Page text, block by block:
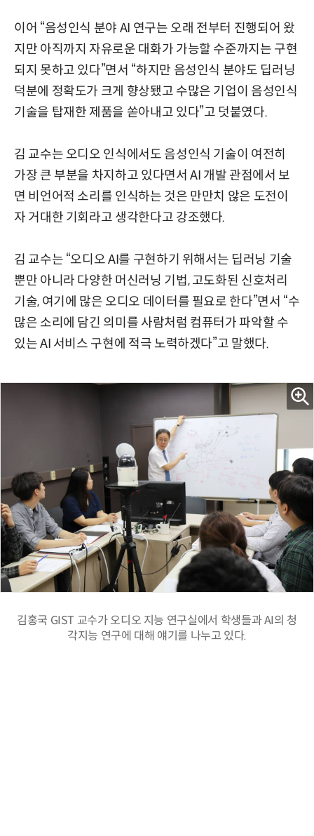
이어 “음성인식 분야 AI 연구는 오래 전부터 진행되어 왔
지만 아직까지 자유로운 대화가 가능할 수준까지는 구현
되지 못하고 있다”면서 “하지만 음성인식 분야도 딥러닝
덕분에 정확도가 크게 향상됐고 수많은 기업이 음성인식
기술을 탑재한 제품을 쏟아내고 있다”고 덧붙였다.
김 교수는 오디오 인식에서도 음성인식 기술이 여전히
가장 큰 부분을 차지하고 있다면서 AI 개발 관점에서 보
면 비언어적 소리를 인식하는 것은 만만치 않은 도전이
자 거대한 기회라고 생각한다고 강조했다.
김 교수는 “오디오 AI를 구현하기 위해서는 딥러닝 기술
뿐만 아니라 다양한 머신러닝 기법, 고도화된 신호처리
기술, 여기에 많은 오디오 데이터를 필요로 한다”면서 “수
많은 소리에 담긴 의미를 사람처럼 컴퓨터가 파악할 수
있는 AI 서비스 구현에 적극 노력하겠다”고 말했다.
김홍국 GIST 교수가 오디오 지능 연구실에서 학생들과 AI의 청
각지능 연구에 대해 얘기를 나누고 있다.